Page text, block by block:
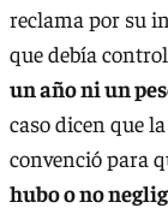
reclama por su
que debía
un año ni un
caso dicen que
convenció para
hubo o no